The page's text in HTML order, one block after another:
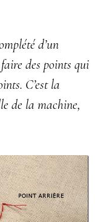
d’un
des points qui
C’est la
de la machine,